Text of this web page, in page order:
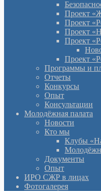
Проект
Проект
Проект
Проект
Проект
Программы и
Отчеты
Конкурсы
Опыт
Консультации
Молодёжная палата
Новости
Кто мы
Клубы
Документы
Опыт
ИРО СЖР в лицах
Фотогалерея